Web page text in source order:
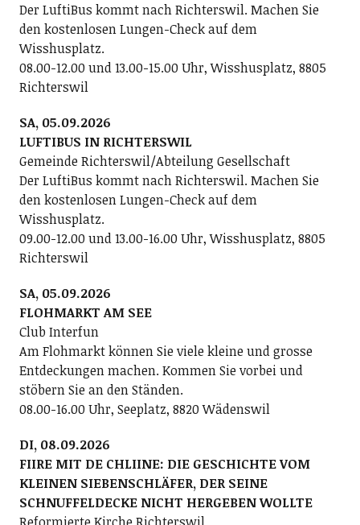
Der LuftiBus kommt nach Richterswil. Machen Sie
den kostenlosen Lungen-Check auf dem
Wisshusplatz.
08.00-12.00 und 13.00-15.00 Uhr, Wisshusplatz, 8805
Richterswil
SA, 05.09.2026
LUFTIBUS IN RICHTERSWIL
Gemeinde Richterswil/Abteilung Gesellschaft
Der LuftiBus kommt nach Richterswil. Machen Sie
den kostenlosen Lungen-Check auf dem
Wisshusplatz.
09.00-12.00 und 13.00-16.00 Uhr, Wisshusplatz, 8805
Richterswil
SA, 05.09.2026
FLOHMARKT AM SEE
Club Interfun
Am Flohmarkt können Sie viele kleine und grosse
Entdeckungen machen. Kommen Sie vorbei und
stöbern Sie an den Ständen.
08.00-16.00 Uhr, Seeplatz, 8820 Wädenswil
DI, 08.09.2026
FIIRE MIT DE CHLIINE: DIE GESCHICHTE VOM
KLEINEN SIEBENSCHLÄFER, DER SEINE
SCHNUFFELDECKE NICHT HERGEBEN WOLLTE